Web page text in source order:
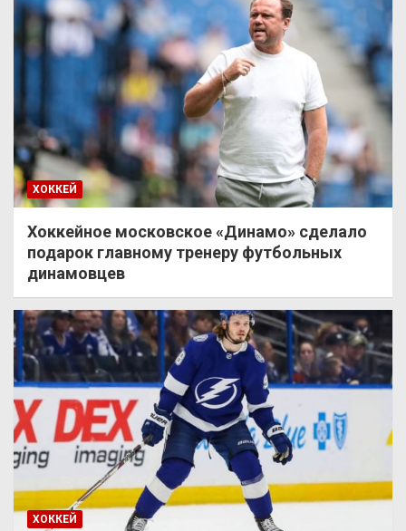
ХОККЕЙ
Хоккейное московское «Динамо» сделало
подарок главному тренеру футбольных
динамовцев
ХОККЕЙ